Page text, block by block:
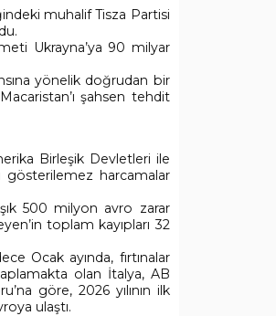
muhalif Tisza Partisi
Ukrayna’ya 90 milyar
yönelik doğrudan bir
şahsen tehdit
Birleşik Devletleri ile
gösterilemez harcamalar
500 milyon avro zarar
toplam kayıpları 32
Ocak ayında, fırtınalar
olan İtalya, AB
göre, 2026 yılının ilk
ulaştı.